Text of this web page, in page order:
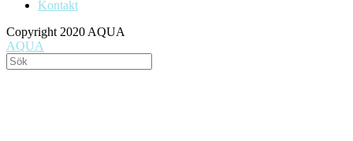
Kontakt
Copyright 2020 AQUA
AQUA